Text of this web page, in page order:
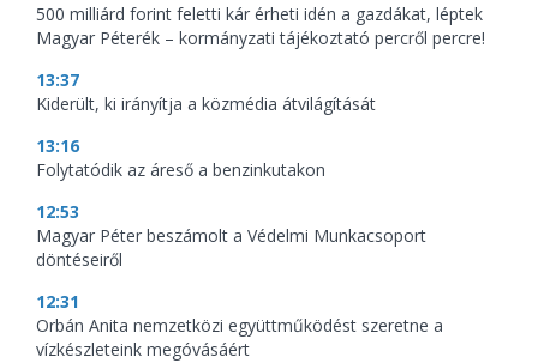
500 milliárd forint feletti kár érheti idén a gazdákat, léptek
Magyar Péterék – kormányzati tájékoztató percről percre!
13:37
Kiderült, ki irányítja a közmédia átvilágítását
13:16
Folytatódik az áreső a benzinkutakon
12:53
Magyar Péter beszámolt a Védelmi Munkacsoport
döntéseiről
12:31
Orbán Anita nemzetközi együttműködést szeretne a
vízkészleteink megóvásáért